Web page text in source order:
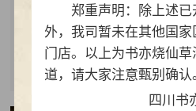
质价比持续热销
查看详情
郑重声明：除上述
外，我司暂未在其他国
门店。以上为书亦烧仙
道，请大家注意甄别确认
四川书